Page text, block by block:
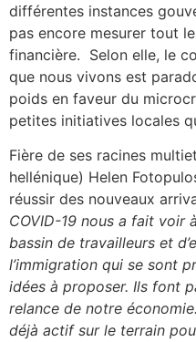
différentes instances
pas encore mesurer tout
financière. Selon elle, le
que nous vivons est
poids en faveur du
petites initiatives locales
Fière de ses racines
hellénique) Helen
réussir des nouveaux
COVID-19 nous a fait voir
bassin de travailleurs et
l’immigration qui se sont
idées à proposer. Ils font
relance de notre
déjà actif sur le terrain